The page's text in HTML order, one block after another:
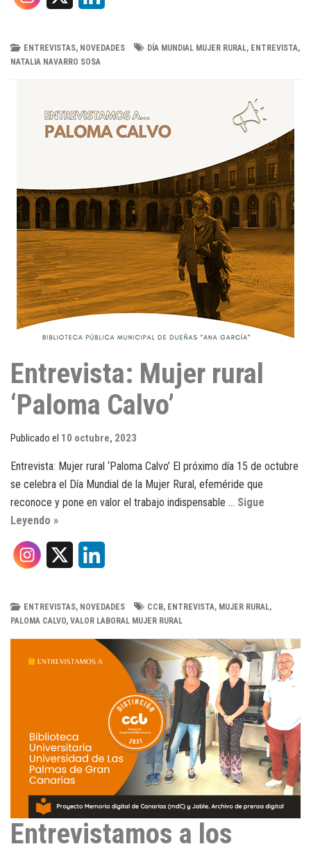
n
d
ENTREVISTAS, NOVEDADES DÍA MUNDIAL MUJER RURAL, ENTREVISTA,
NATALIA NAVARRO SOSA
Entrevista: Mujer rural
‘Paloma Calvo’
Publicado el 10 octubre, 2023
Entrevista: Mujer rural ‘Paloma Calvo’ El próximo día 15 de octubre
se celebra el Día Mundial de la Mujer Rural, efeméride que
reconoce y pone en valor el trabajo indispensable … Sigue
Leyendo »
n
ENTREVISTAS, NOVEDADES CCB, ENTREVISTA, MUJER RURAL,
PALOMA CALVO, VALOR LABORAL MUJER RURAL
Entrevistamos a los